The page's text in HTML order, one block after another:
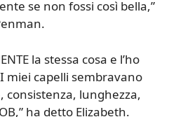
se non fossi così bella,”
la stessa cosa e l’ho
miei capelli sembravano
consistenza, lunghezza,
ha detto Elizabeth.